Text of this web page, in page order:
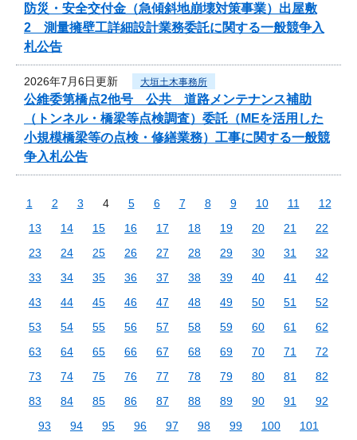
防災・安全交付金（急傾斜地崩壊対策事業）出屋敷
2 測量擁壁工詳細設計業務委託に関する一般競争入
札公告
2026年7月6日更新 大垣土木事務所
公維委第橋点2他号 公共 道路メンテナンス補助
（トンネル・橋梁等点検調査）委託（MEを活用した
小規模橋梁等の点検・修繕業務）工事に関する一般競
争入札公告
1 2 3 4 5 6 7 8 9 10 11
12
13
14 15 16 17 18 19 20 21
22
23
24 25 26 27 28 29 30 31
32
33
34 35 36 37 38 39 40 41
42
43
44 45 46 47 48 49 50 51
52
53
54 55 56 57 58 59 60 61
62
63
64 65 66 67 68 69 70 71
72
73
74 75 76 77 78 79 80 81
82
83
84 85 86 87 88 89 90 91
92
93
94 95 96 97 98 99 100
101